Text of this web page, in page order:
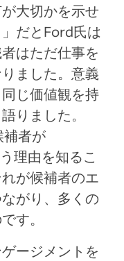
大切かを示せ
だとFord氏は
はただ仕事を
ました。意義
じ価値観を持
りました。
補者が
理由を知るこ
が候補者のエ
がり、多くの
す。
ージメントを